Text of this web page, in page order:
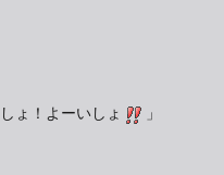
しょ！よーいしょ 」